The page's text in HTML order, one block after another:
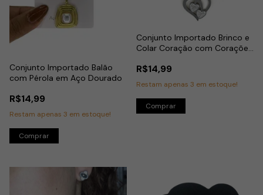
Conjunto Importado Balão
com Pérola em Aço Dourado
R$14,99
Restam apenas 3 em estoque!
Conjunto Importado Brinco e
Colar Coração com Corações
R$14,99
Restam apenas 3 em estoque!